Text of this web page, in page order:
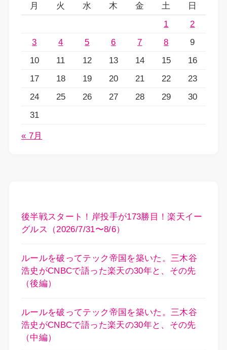
月
火 水 木 金 土
日
1
2
3
4 5 6 7 8
9
10
11 12 13 14 15
16
17
18 19 20 21 22
23
24
25 26 27 28 29
30
31
« 7月
後半戦スタート！岸投手が173勝目！楽天イー
グルス（2026/7/31〜8/6）
ルールを破ってテック帝国を築いた。三木谷
浩史がCNBCで語った楽天の30年と、その先
（後編）
ルールを破ってテック帝国を築いた。三木谷
浩史がCNBCで語った楽天の30年と、その先
（中編）